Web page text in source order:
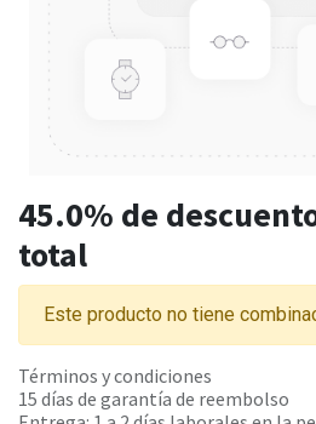
45.0% de
total
Este producto no tiene
Términos y condiciones
15 días de garantía de reembolso